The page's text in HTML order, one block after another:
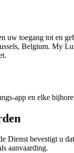
uw toegang tot en
Belgium. My
app en elke
Dienst bevestigt u
aanvaarding.